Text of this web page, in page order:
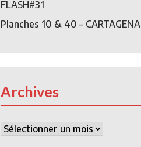
FLASH#31
Planches 10 & 40 – CARTAGENA
Archives
Archives